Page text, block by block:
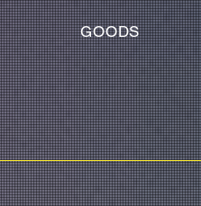
GOODS